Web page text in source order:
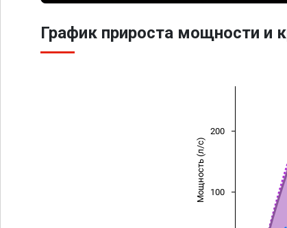
График прироста мощности и
Мощность (л/с) 100
200